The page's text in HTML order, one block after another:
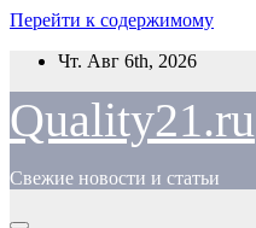
Перейти к содержимому
Чт. Авг 6th, 2026
Quality21.ru
Свежие новости и статьи